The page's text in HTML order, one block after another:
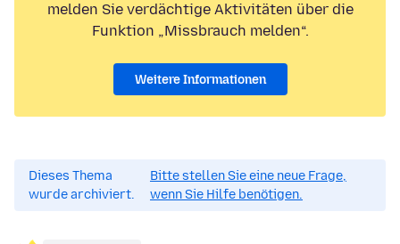
melden Sie verdächtige Aktivitäten über die
Funktion „Missbrauch melden“.
Weitere Informationen
Dieses Thema
wurde archiviert.
Bitte stellen Sie eine neue Frage,
wenn Sie Hilfe benötigen.